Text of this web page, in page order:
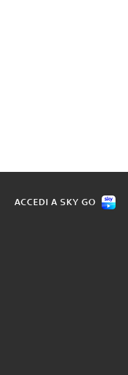
ACCEDI A SKY GO